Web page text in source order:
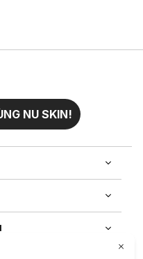
NU SKIN!